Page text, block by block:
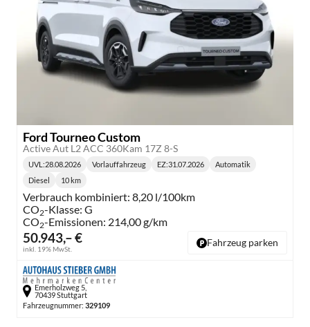
Ford Tourneo Custom
Active Aut L2 ACC 360Kam 17Z 8-S
50.943,– €
inkl. 19% MwSt.
UVL :28.08.2026 Vorlauffahrzeug EZ:31.07.2026 Automatik
Diesel 10 km
Verbrauch kombiniert: 8,20 l/100km
CO2-Klasse: G
CO2-Emissionen: 214,00 g/km
Fahrzeug parken
Emerholzweg 5,
70439 Stuttgart
Fahrzeugnummer: 329109